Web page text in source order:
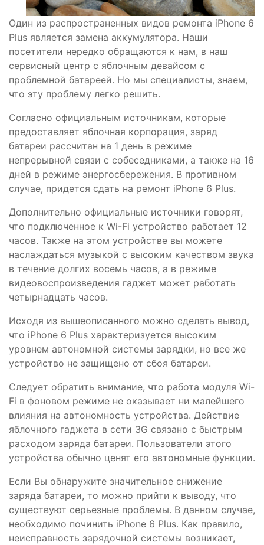
Один из распространенных видов ремонта iPhone 6
Plus является замена аккумулятора. Наши
посетители нередко обращаются к нам, в наш
сервисный центр с яблочным девайсом с
проблемной батареей. Но мы специалисты, знаем,
что эту проблему легко решить.
Согласно официальным источникам, которые
предоставляет яблочная корпорация, заряд
батареи рассчитан на 1 день в режиме
непрерывной связи с собеседниками, а также на 16
дней в режиме энергосбережения. В противном
случае, придется сдать на ремонт iPhone 6 Plus.
Дополнительно официальные источники говорят,
что подключенное к Wi-Fi устройство работает 12
часов. Также на этом устройстве вы можете
наслаждаться музыкой с высоким качеством звука
в течение долгих восемь часов, а в режиме
видеовоспроизведения гаджет может работать
четырнадцать часов.
Исходя из вышеописанного можно сделать вывод,
что iPhone 6 Plus характеризуется высоким
уровнем автономной системы зарядки, но все же
устройство не защищено от сбоя батареи.
Следует обратить внимание, что работа модуля Wi-
Fi в фоновом режиме не оказывает ни малейшего
влияния на автономность устройства. Действие
яблочного гаджета в сети 3G связано с быстрым
расходом заряда батареи. Пользователи этого
устройства обычно ценят его автономные функции.
Если Вы обнаружите значительное снижение
заряда батареи, то можно прийти к выводу, что
существуют серьезные проблемы. В данном случае,
необходимо починить iPhone 6 Plus. Как правило,
неисправность зарядочной системы возникает,